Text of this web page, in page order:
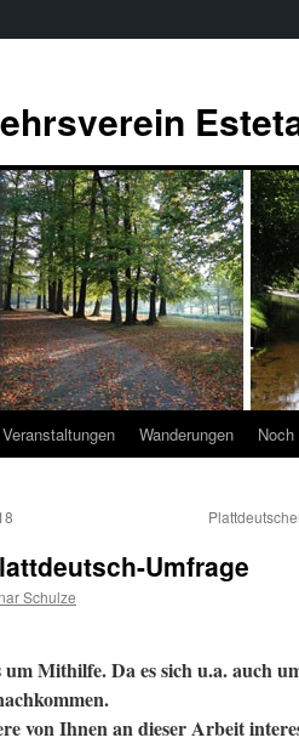
Veranstaltungen Wanderungen
Umfrage
Schulze
Mithilfe. Da es sich u.a. auch
von Ihnen an dieser Arbeit